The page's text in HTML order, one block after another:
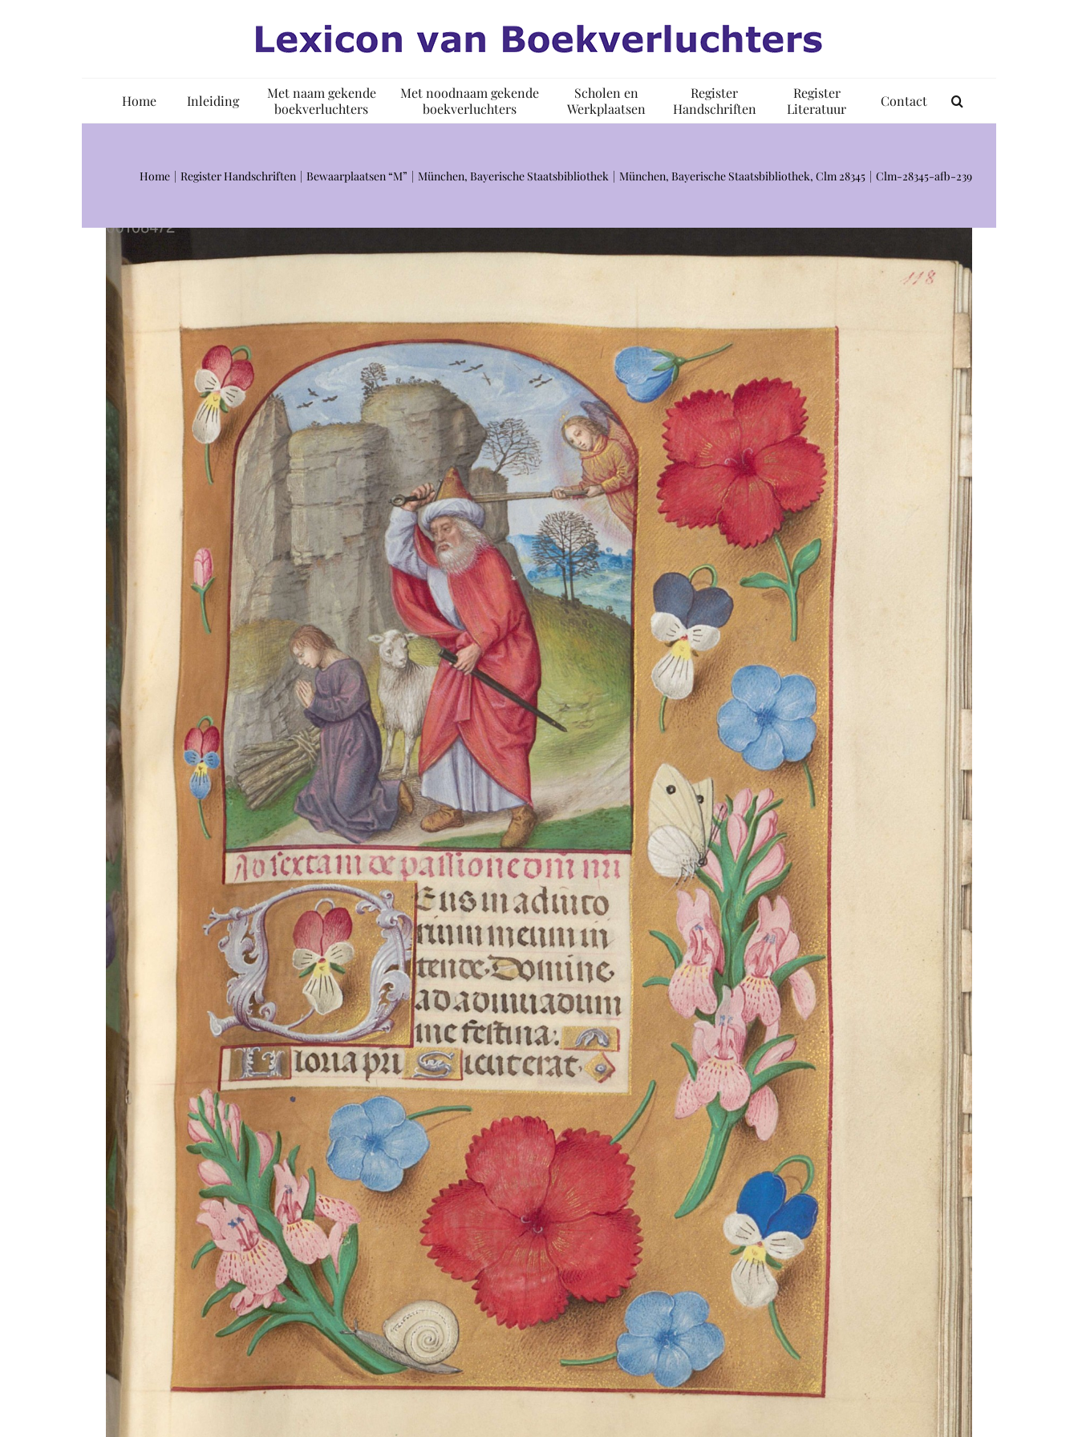
Home Inleiding
Met naam gekende
boekverluchters
Met noodnaam gekende
boekverluchters
Scholen en
Werkplaatsen
Register
Handschriften
Register
Literatuur
Contact
Home Register Handschriften Bewaarplaatsen “M” München, Bayerische Staatsbibliothek München, Bayerische Staatsbibliothek, Clm 28345 Clm-28345-afb-239